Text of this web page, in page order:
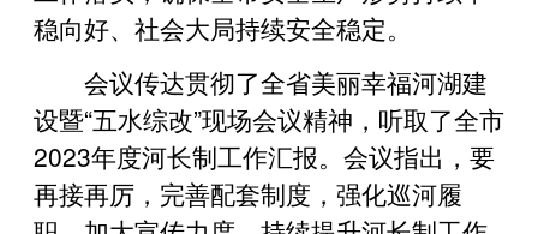
稳向好、社会大局持续安全稳定。
会议传达贯彻了全省美丽幸福河湖建
设暨“五水综改”现场会议精神，听取了全市
2023年度河长制工作汇报。会议指出，要
再接再厉，完善配套制度，强化巡河履